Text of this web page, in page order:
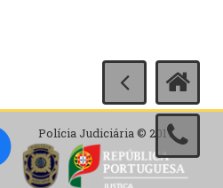
Polícia Judiciária © 2017